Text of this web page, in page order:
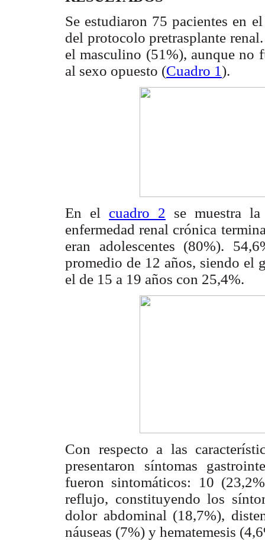
Se estudiaron 75 pacientes en
del protocolo pretrasplante
el masculino (51%), aunque no
al sexo opuesto (Cuadro 1).
En el cuadro 2 se muestra
enfermedad renal crónica
eran adolescentes (80%).
promedio de 12 años, siendo el
el de 15 a 19 años con 25,4%.
Con respecto a las
presentaron síntomas
fueron sintomáticos: 10
reflujo, constituyendo los
dolor abdominal (18,7%),
náuseas (7%) y hematemesis